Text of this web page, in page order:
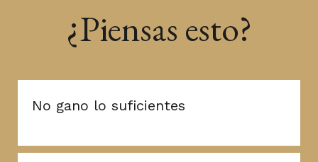
¿Piensas esto?
No gano lo suficientes